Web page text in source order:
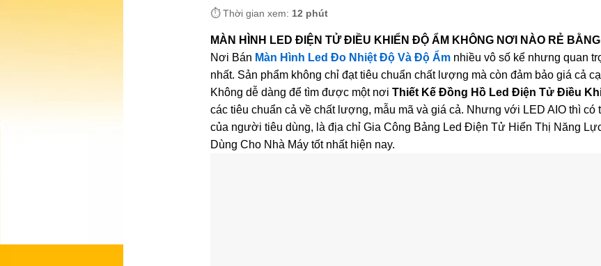
⏱️ Thời gian xem: 12 phút
MÀN HÌNH LED ĐIỆN TỬ ĐIỀU KHIỂN ĐỘ ẨM KHÔNG NƠI NÀO RẺ BẰNG
Nơi Bán Màn Hình Led Đo Nhiệt Độ Và Độ Ẩm nhiều vô số kể nhưng quan
nhất. Sản phẩm không chỉ đạt tiêu chuẩn chất lượng mà còn đảm bảo giá cả
Không dễ dàng để tìm được một nơi Thiết Kế Đồng Hồ Led Điện Tử Điều
các tiêu chuẩn cả về chất lượng, mẫu mã và giá cả. Nhưng với LED AIO thì có
của người tiêu dùng, là địa chỉ Gia Công Bảng Led Điện Tử Hiển Thị Năng
Dùng Cho Nhà Máy tốt nhất hiện nay.